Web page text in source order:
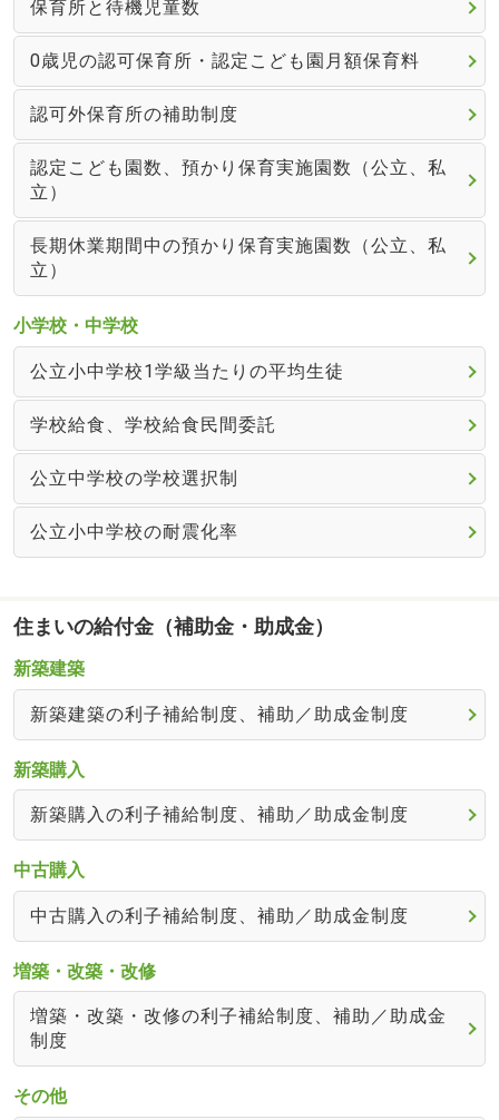
保育所と待機児童数
0歳児の認可保育所・認定こども園月額保育料
認可外保育所の補助制度
認定こども園数、預かり保育実施園数（公立、私
立）
長期休業期間中の預かり保育実施園数（公立、私
立）
小学校・中学校
公立小中学校1学級当たりの平均生徒
学校給食、学校給食民間委託
公立中学校の学校選択制
公立小中学校の耐震化率
住まいの給付金（補助金・助成金）
新築建築
新築建築の利子補給制度、補助／助成金制度
新築購入
新築購入の利子補給制度、補助／助成金制度
中古購入
中古購入の利子補給制度、補助／助成金制度
増築・改築・改修
増築・改築・改修の利子補給制度、補助／助成金
制度
その他